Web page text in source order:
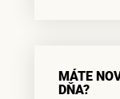
MÁTE
DŇA?